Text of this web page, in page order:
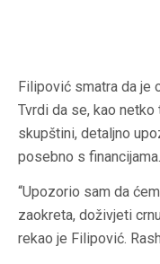
Filipović smatra da je
Tvrdi da se, kao
skupštini, detaljno
posebno s financijama.
“Upozorio sam da
zaokreta, doživjeti
rekao je Filipović.